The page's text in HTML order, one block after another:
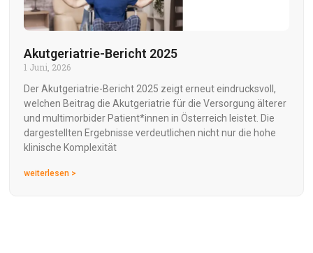
Akutgeriatrie-Bericht 2025
1 Juni, 2026
Der Akutgeriatrie-Bericht 2025 zeigt erneut eindrucksvoll,
welchen Beitrag die Akutgeriatrie für die Versorgung älterer
und multimorbider Patient*innen in Österreich leistet. Die
dargestellten Ergebnisse verdeutlichen nicht nur die hohe
klinische Komplexität
weiterlesen >